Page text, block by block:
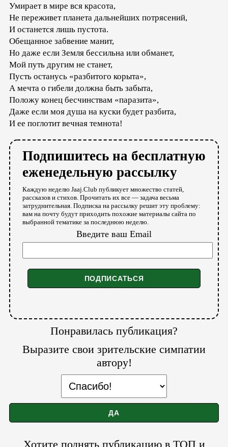
Умирает в мире вся красота,
Не переживет планета дальнейших потрясений,
И останется лишь пустота.
Обещанное забвение манит,
Но даже если Земля бессильна или обманет,
Мой путь другим не станет,
Пусть останусь «разбитого корыта»,
А мечта о гибели должна быть забыта,
Положу конец бесчинствам «паразита»,
Даже если моя душа на куски будет разбита,
И ее поглотит вечная темнота!
Подпишитесь на бесплатную
еженедельную рассылку
Каждую неделю Jaaj.Club публикует множество статей,
рассказов и стихов. Прочитать их все — задача весьма
затруднительная. Подписка на рассылку решит эту проблему:
вам на почту будут приходить похожие материалы сайта по
выбранной тематике за последнюю неделю.
Введите ваш Email
Понравилась публикация?
Выразите свои зрительские симпатии
автору!
Хотите поднять публикацию в ТОП и